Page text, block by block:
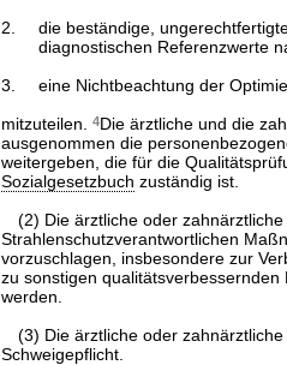
2.
die beständige,
diagnostischen Referenzwerte
3.
eine Nichtbeachtung der
mitzuteilen.
4Die ärztliche und die
ausgenommen die
weitergeben, die für die
Sozialgesetzbuch zuständig ist.
(2) Die ärztliche oder
Strahlenschutzverantwortlichen
vorzuschlagen, insbesondere zur
zu sonstigen
werden.
(3) Die ärztliche oder
Schweigepflicht.